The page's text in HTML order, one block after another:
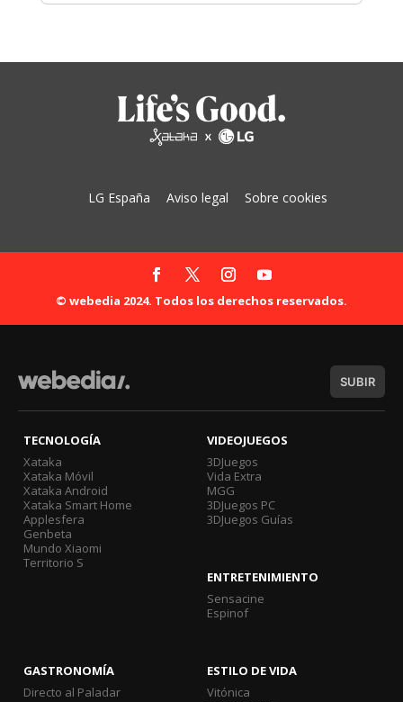
LG España Aviso legal Sobre cookies
© webedia 2024. Todos los derechos reservados.
SUBIR
TECNOLOGÍA
Xataka
Xataka Móvil
Xataka Android
Xataka Smart Home
Applesfera
Genbeta
Mundo Xiaomi
Territorio S
VIDEOJUEGOS
3DJuegos
Vida Extra
MGG
3DJuegos PC
3DJuegos Guías
ENTRETENIMIENTO
Sensacine
Espinof
GASTRONOMÍA
Directo al Paladar
ESTILO DE VIDA
Vitónica